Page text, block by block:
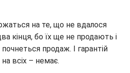
на те, що не вдалося
кінця, бо їх ще не продають і
продаж. І гарантій
всіх – немає.